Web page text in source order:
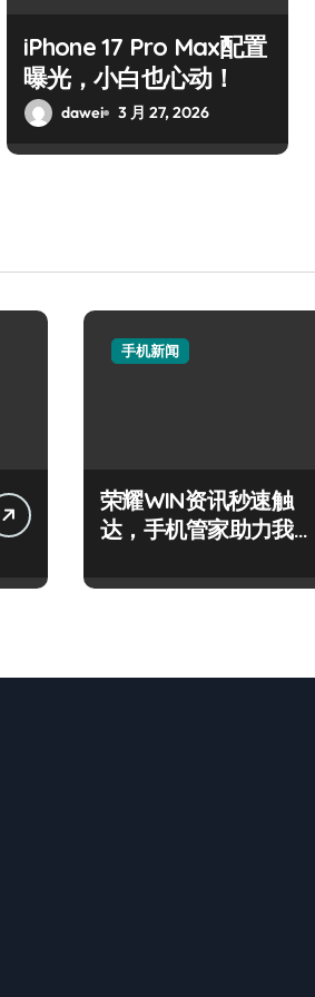
iPhone 17 Pro Max配置
曝光，小白也心动！
dawei 3 月 27, 2026
手机新闻
荣耀WIN资讯秒速触
达，手机管家助力我智